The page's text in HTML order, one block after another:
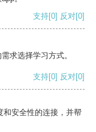
支持[0] 反对[0]
求选择学习方式。
支持[0] 反对[0]
和安全性的连接，并帮